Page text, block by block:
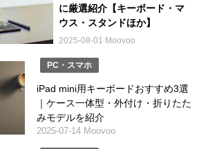
に厳選紹介【キーボード・マ
ウス・スタンドほか】
2025-08-01 Moovoo
PC・スマホ
iPad mini用キーボードおすすめ3選
｜ケース一体型・外付け・折りたた
みモデルを紹介
2025-07-14 Moovoo